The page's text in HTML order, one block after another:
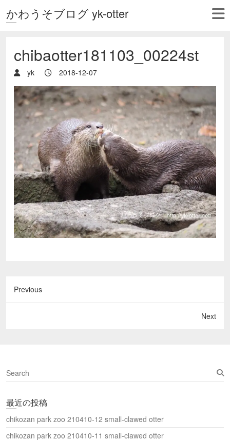
かわうそブログ yk-otter
chibaotter181103_00224st
yk 2018-12-07
Previous
Next
S
e
r
h
最近の投稿
chikozan park zoo 210410-12 small-clawed otter
chikozan park zoo 210410-11 small-clawed otter